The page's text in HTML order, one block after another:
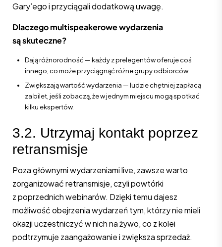
Gary’ego i przyciągali dodatkową uwagę.
Dlaczego multispeakerowe wydarzenia
są skuteczne?
Dają różnorodność — każdy z prelegentów oferuje coś
innego, co może przyciągnąć różne grupy odbiorców.
Zwiększają wartość wydarzenia — ludzie chętniej zapłacą
za bilet, jeśli zobaczą, że w jednym miejscu mogą spotkać
kilku ekspertów.
3.2. Utrzymaj kontakt poprzez
retransmisje
Poza głównymi wydarzeniami live, zawsze warto
zorganizować retransmisje, czyli powtórki
z poprzednich webinarów. Dzięki temu dajesz
możliwość obejrzenia wydarzeń tym, którzy nie mieli
okazji uczestniczyć w nich na żywo, co z kolei
podtrzymuje zaangażowanie i zwiększa sprzedaż.